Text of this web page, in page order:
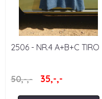
2506 - NR.4 A+B+C TIRO
50,-,-
35,-,-